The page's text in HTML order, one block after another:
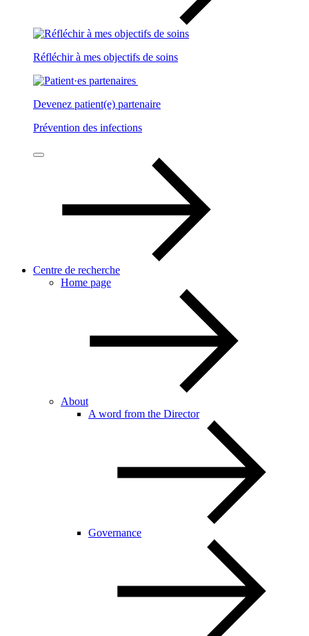
Réfléchir à mes objectifs de soins
Devenez patient(e) partenaire
Prévention des infections
Centre de recherche
Home page
About
A word from the Director
Governance